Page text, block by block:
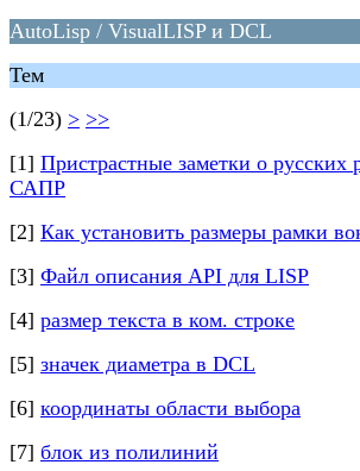
AutoLisp / VisualLISP и DCL
Тем
(1/23) > >>
[1] Пристрастные заметки о русских
САПР
[2] Как установить размеры рамки
[3] Файл описания API для LISP
[4] размер текста в ком. строке
[5] значек диаметра в DCL
[6] координаты области выбора
[7] блок из полилиний